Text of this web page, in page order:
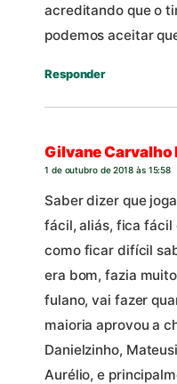
acreditando que o
podemos aceitar
Responder
Gilvane Carvalho
1 de outubro de 2018 às 15:58
Saber dizer que
fácil, aliás, fica fácil
como ficar difícil
era bom, fazia
fulano, vai fazer
maioria aprovou a
Danielzinho,
Aurélio, e